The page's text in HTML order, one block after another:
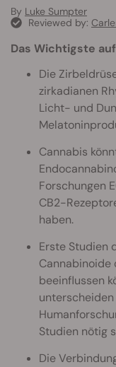
By Luke Sumpter
Reviewed by:
Das Wichtigste
Die
zirkadianen
Licht- und
Cannabis
Forschungen
CB2-
haben.
Erste Studien
beeinflussen
Studien nötig
Die